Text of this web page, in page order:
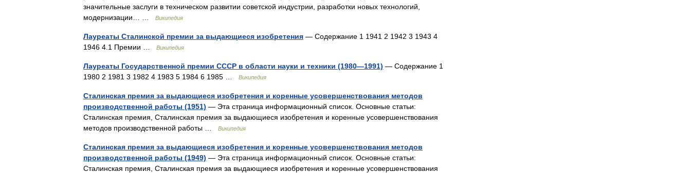
значительные заслуги в техническом развитии советской индустрии, разработки новых технологий,
модернизации… …
Википедия
Лауреаты Сталинской премии за выдающиеся изобретения — Содержание 1 1941 2 1942 3 1943 4
1946 4.1 Премии …
Википедия
Лауреаты Государственной премии СССР в области науки и техники (1980—1991) — Содержание 1
1980 2 1981 3 1982 4 1983 5 1984 6 1985 …
Википедия
Сталинская премия за выдающиеся изобретения и коренные усовершенствования методов
производственной работы (1951) — Эта страница информационный список. Основные статьи:
Сталинская премия, Сталинская премия за выдающиеся изобретения и коренные усовершенствования
методов производственной работы …
Википедия
Сталинская премия за выдающиеся изобретения и коренные усовершенствования методов
производственной работы (1949) — Эта страница информационный список. Основные статьи:
Сталинская премия, Сталинская премия за выдающиеся изобретения и коренные усовершенствования